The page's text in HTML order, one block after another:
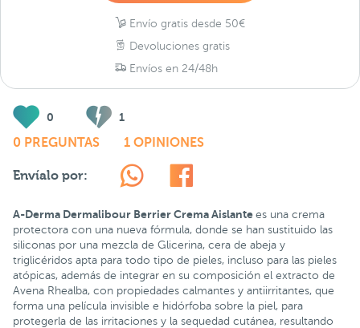
Envío gratis desde 50€
Devoluciones gratis
Envíos en 24/48h
0 1
0 PREGUNTAS 1 OPINIONES
Envíalo por:
A-Derma Dermalibour Berrier Crema Aislante es una crema
protectora con una nueva fórmula, donde se han sustituido las
siliconas por una mezcla de Glicerina, cera de abeja y
triglicéridos apta para todo tipo de pieles, incluso para las pieles
atópicas, además de integrar en su composición el extracto de
Avena Rhealba, con propiedades calmantes y antiirritantes, que
forma una película invisible e hidórfoba sobre la piel, para
protegerla de las irritaciones y la sequedad cutánea, resultando